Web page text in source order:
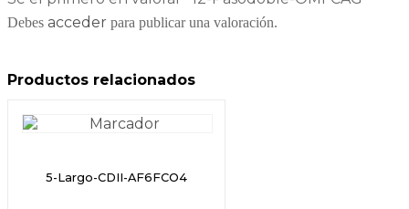
Debes acceder para publicar una valoración.
Productos relacionados
5-Largo-CDII-AF6FCO4